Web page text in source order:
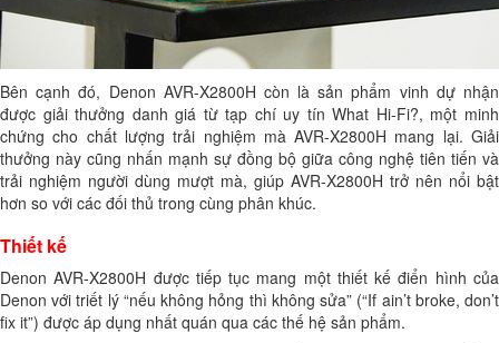
Bên cạnh đó, Denon AVR-X2800H còn là sản phẩm vinh dự nhận
được giải thưởng danh giá từ tạp chí uy tín What Hi-Fi?, một minh
chứng cho chất lượng trải nghiệm mà AVR-X2800H mang lại. Giải
thưởng này cũng nhấn mạnh sự đồng bộ giữa công nghệ tiên tiến và
trải nghiệm người dùng mượt mà, giúp AVR-X2800H trở nên nổi bật
hơn so với các đối thủ trong cùng phân khúc.
Thiết kế
Denon AVR-X2800H được tiếp tục mang một thiết kế điển hình của
Denon với triết lý “nếu không hỏng thì không sửa” (“If ain’t broke, don’t
fix it”) được áp dụng nhất quán qua các thế hệ sản phẩm.